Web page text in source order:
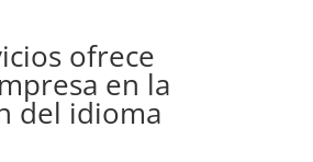
ofrece
en la
del idioma